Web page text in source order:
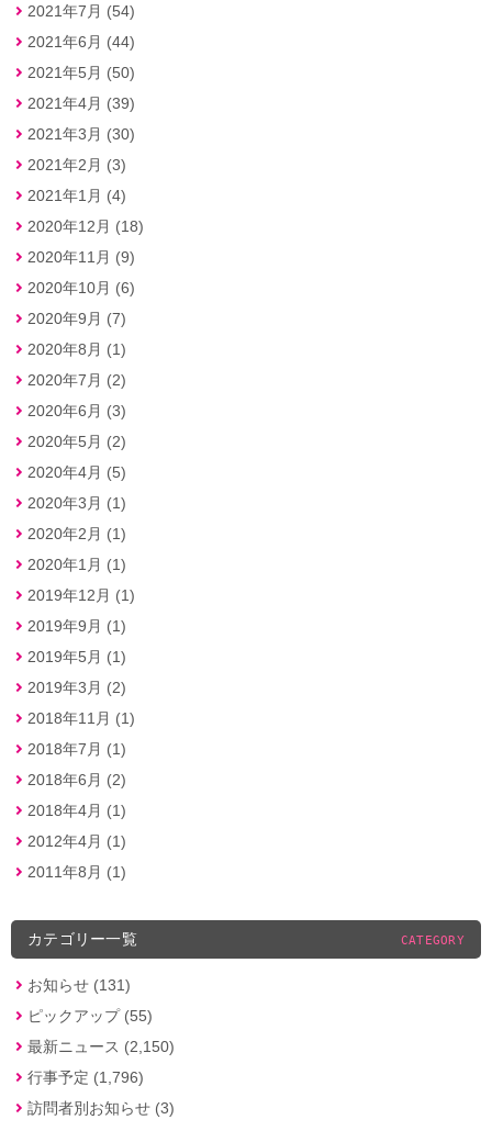
2021年7月 (54)
2021年6月 (44)
2021年5月 (50)
2021年4月 (39)
2021年3月 (30)
2021年2月 (3)
2021年1月 (4)
2020年12月 (18)
2020年11月 (9)
2020年10月 (6)
2020年9月 (7)
2020年8月 (1)
2020年7月 (2)
2020年6月 (3)
2020年5月 (2)
2020年4月 (5)
2020年3月 (1)
2020年2月 (1)
2020年1月 (1)
2019年12月 (1)
2019年9月 (1)
2019年5月 (1)
2019年3月 (2)
2018年11月 (1)
2018年7月 (1)
2018年6月 (2)
2018年4月 (1)
2012年4月 (1)
2011年8月 (1)
カテゴリー一覧 CATEGORY
お知らせ (131)
ピックアップ (55)
最新ニュース (2,150)
行事予定 (1,796)
訪問者別お知らせ (3)